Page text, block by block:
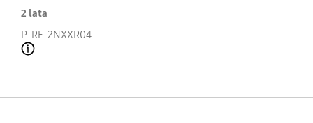
2 lata
P-RE-2NXXR04